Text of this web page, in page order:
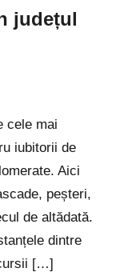
județul
cele mai
iubitorii de
Aici
peșteri,
de altădată.
dintre
[…]